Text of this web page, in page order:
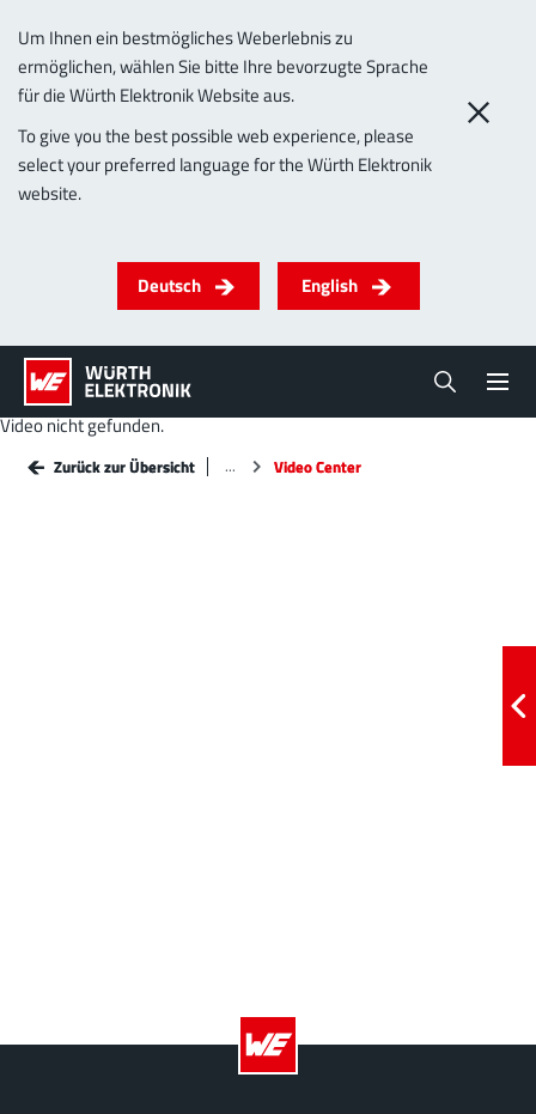
Um Ihnen ein bestmögliches Weberlebnis zu
ermöglichen, wählen Sie bitte Ihre bevorzugte Sprache
für die Würth Elektronik Website aus.
To give you the best possible web experience, please
select your preferred language for the Würth Elektronik
website.
Deutsch English
Zurück zur Übersicht Video Center
Zurück zur Übersicht Video Center
Video nicht gefunden.